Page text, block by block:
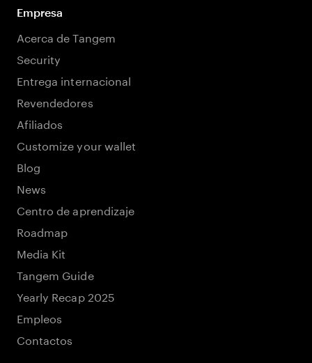
Empresa
Acerca de Tangem
Security
Entrega internacional
Revendedores
Afiliados
Customize your wallet
Blog
News
Centro de aprendizaje
Roadmap
Media Kit
Tangem Guide
Yearly Recap 2025
Empleos
Contactos